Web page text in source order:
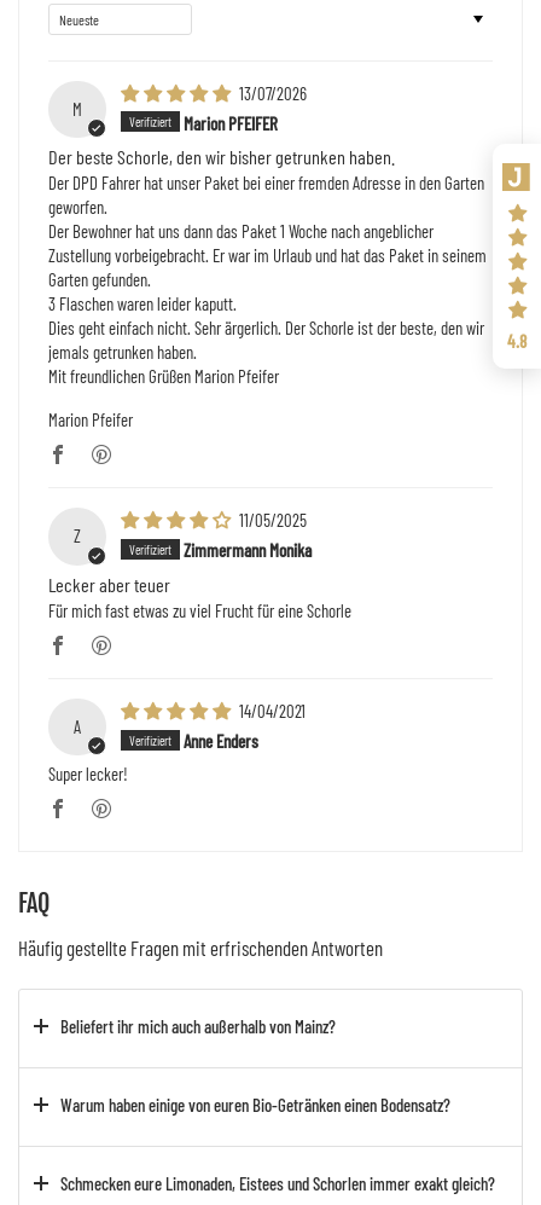
Sort by
M
13/07/2026
Marion PFEIFER
Der beste Schorle, den wir bisher getrunken haben.
Der DPD Fahrer hat unser Paket bei einer fremden Adresse in den Garten
geworfen.
Der Bewohner hat uns dann das Paket 1 Woche nach angeblicher
Zustellung vorbeigebracht. Er war im Urlaub und hat das Paket in seinem
Garten gefunden.
3 Flaschen waren leider kaputt.
Dies geht einfach nicht. Sehr ärgerlich. Der Schorle ist der beste, den wir
jemals getrunken haben.
Mit freundlichen Grüßen Marion Pfeifer
Marion Pfeifer
Z
11/05/2025
Zimmermann Monika
Lecker aber teuer
Für mich fast etwas zu viel Frucht für eine Schorle
A
14/04/2021
Anne Enders
Super lecker!
FAQ
Häufig gestellte Fragen mit erfrischenden Antworten
Beliefert ihr mich auch außerhalb von Mainz?
Warum haben einige von euren Bio-Getränken einen Bodensatz?
Schmecken eure Limonaden, Eistees und Schorlen immer exakt gleich?
4.8